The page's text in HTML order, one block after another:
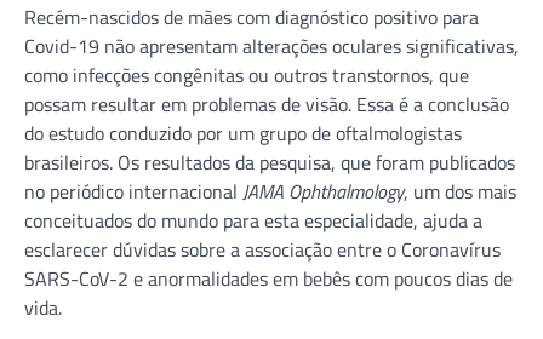
Recém-nascidos de mães com diagnóstico positivo para
Covid-19 não apresentam alterações oculares significativas,
como infecções congênitas ou outros transtornos, que
possam resultar em problemas de visão. Essa é a conclusão
do estudo conduzido por um grupo de oftalmologistas
brasileiros. Os resultados da pesquisa, que foram publicados
no periódico internacional JAMA Ophthalmology, um dos mais
conceituados do mundo para esta especialidade, ajuda a
esclarecer dúvidas sobre a associação entre o Coronavírus
SARS-CoV-2 e anormalidades em bebês com poucos dias de
vida.